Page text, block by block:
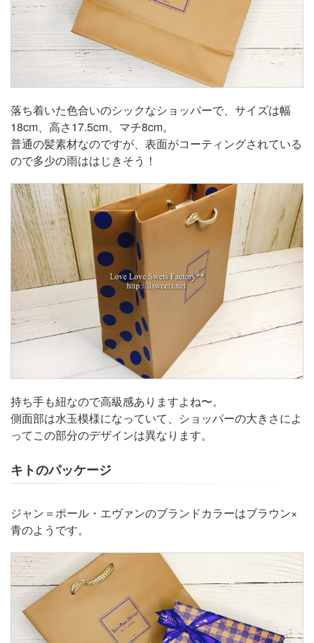
落ち着いた色合いのシックなショッパーで、サイズは幅
18cm、高さ17.5cm、マチ8cm。
普通の髪素材なのですが、表面がコーティングされている
ので多少の雨ははじきそう！
持ち手も紐なので高級感ありますよね〜。
側面部は水玉模様になっていて、ショッパーの大きさによ
ってこの部分のデザインは異なります。
キトのパッケージ
ジャン＝ポール・エヴァンのブランドカラーはブラウン×
青のようです。